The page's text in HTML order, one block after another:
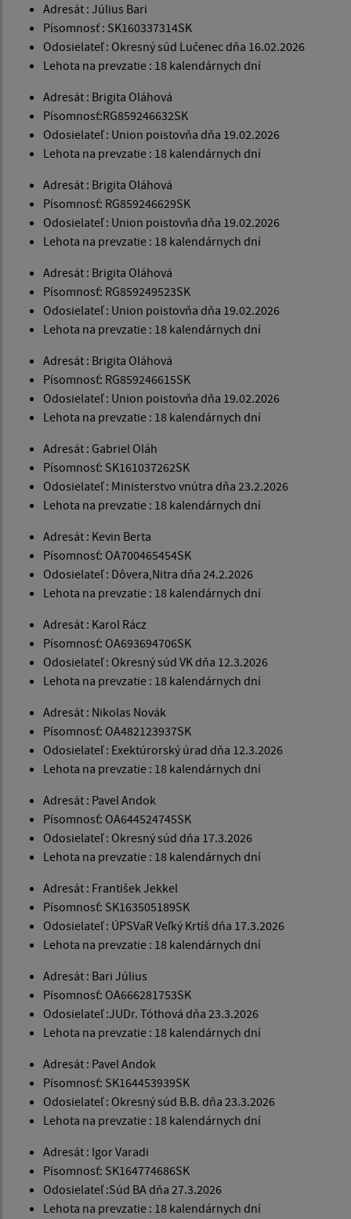
Adresát : Július Bari
Písomnosť : SK160337314SK
Odosielateľ : Okresný súd Lučenec dňa 16.02.2026
Lehota na prevzatie : 18 kalendárnych dní
Adresát : Brigita Oláhová
Písomnosť:RG859246632SK
Odosielateľ : Union poistovňa dňa 19.02.2026
Lehota na prevzatie : 18 kalendárnych dní
Adresát : Brigita Oláhová
Písomnosť: RG859246629SK
Odosielateľ : Union poistovňa dňa 19.02.2026
Lehota na prevzatie : 18 kalendárnych dní
Adresát : Brigita Oláhová
Písomnosť: RG859249523SK
Odosielateľ : Union poistovňa dňa 19.02.2026
Lehota na prevzatie : 18 kalendárnych dní
Adresát : Brigita Oláhová
Písomnosť: RG859246615SK
Odosielateľ : Union poistovňa dňa 19.02.2026
Lehota na prevzatie : 18 kalendárnych dní
Adresát : Gabriel Oláh
Písomnosť: SK161037262SK
Odosielateľ : Ministerstvo vnútra dňa 23.2.2026
Lehota na prevzatie : 18 kalendárnych dní
Adresát : Kevin Berta
Písomnosť: OA700465454SK
Odosielateľ : Dôvera,Nitra dňa 24.2.2026
Lehota na prevzatie : 18 kalendárnych dní
Adresát : Karol Rácz
Písomnosť: OA693694706SK
Odosielateľ : Okresný súd VK dňa 12.3.2026
Lehota na prevzatie : 18 kalendárnych dní
Adresát : Nikolas Novák
Písomnosť: OA482123937SK
Odosielateľ : Exektúrorský úrad dňa 12.3.2026
Lehota na prevzatie : 18 kalendárnych dní
Adresát : Pavel Andok
Písomnosť: OA644524745SK
Odosielateľ : Okresný súd dňa 17.3.2026
Lehota na prevzatie : 18 kalendárnych dní
Adresát : František Jekkel
Písomnosť: SK163505189SK
Odosielateľ : ÚPSVaR Veľký Krtíš dňa 17.3.2026
Lehota na prevzatie : 18 kalendárnych dní
Adresát : Bari Július
Písomnosť: OA666281753SK
Odosielateľ :JUDr. Tóthová dňa 23.3.2026
Lehota na prevzatie : 18 kalendárnych dní
Adresát : Pavel Andok
Písomnosť: SK164453939SK
Odosielateľ : Okresný súd B.B. dňa 23.3.2026
Lehota na prevzatie : 18 kalendárnych dní
Adresát : Igor Varadi
Písomnosť: SK164774686SK
Odosielateľ :Súd BA dňa 27.3.2026
Lehota na prevzatie : 18 kalendárnych dní